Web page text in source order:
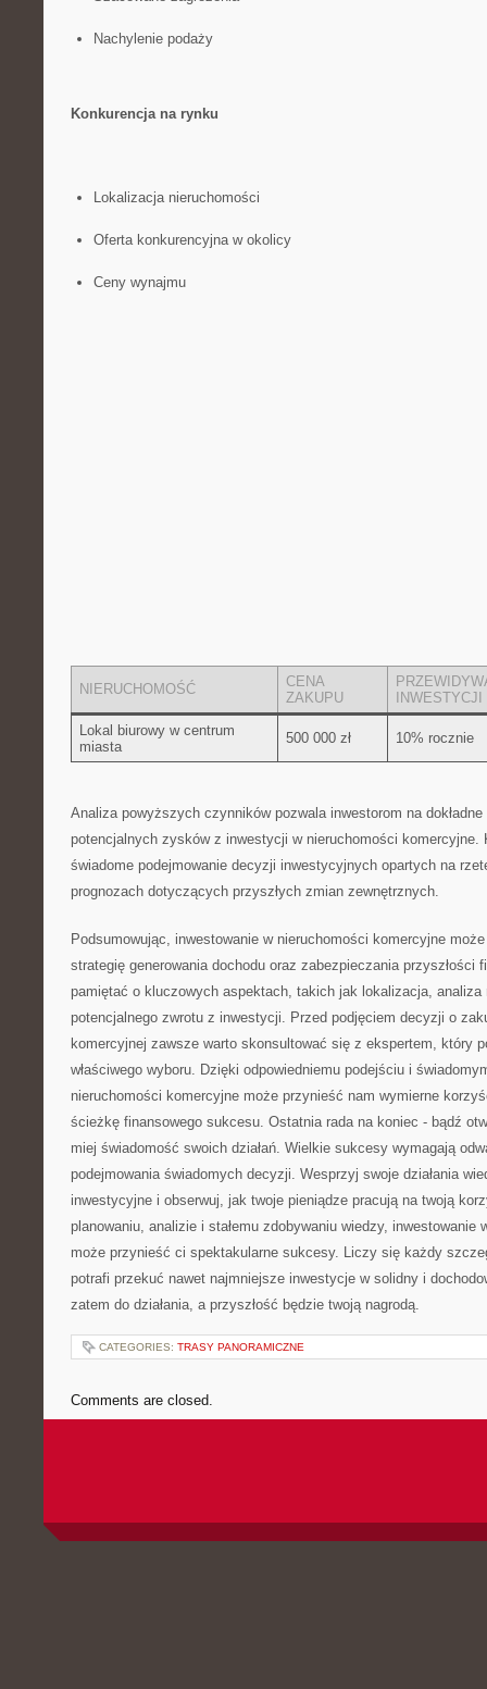
Nachylenie podaży
Konkurencja na rynku
Lokalizacja⁣ nieruchomości
Oferta ⁤konkurencyjna w okolicy
Ceny wynajmu
NIERUCHOMOŚĆ
CENA
ZAKUPU
INWESTYCJI
Lokal biurowy w centrum
miasta
500 000 zł 10% rocznie
Analiza ‍powyższych czynników‍ pozwala inwestorom na
potencjalnych zysków‌ z inwestycji w nieruchomości⁤ komercyjne.
świadome podejmowanie decyzji inwestycyjnych opartych‍ na
prognozach dotyczących przyszłych ⁢zmian zewnętrznych.
Podsumowując, inwestowanie w nieruchomości komercyjne
strategię generowania dochodu oraz zabezpieczania​ przyszłości
pamiętać o kluczowych aspektach, takich ⁣jak lokalizacja, analiza
potencjalnego zwrotu z inwestycji. Przed podjęciem decyzji o
komercyjnej ⁤zawsze ‍warto skonsultować się z ekspertem,⁣ który
właściwego‍ wyboru. Dzięki ⁢odpowiedniemu podejściu i
nieruchomości komercyjne może przynieść nam wymierne
ścieżkę finansowego sukcesu.​ Ostatnia rada na koniec -⁢ bądź
⁢miej ‌świadomość swoich ‍działań. Wielkie sukcesy wymagają
podejmowania świadomych decyzji. ‍Wesprzyj swoje działania
inwestycyjne i obserwuj,‌ jak twoje pieniądze⁤ pracują na twoją⁢
planowaniu, analizie i stałemu zdobywaniu⁢ wiedzy, inwestowanie
może przynieść ci spektakularne sukcesy.⁣ Liczy się każdy
⁤potrafi przekuć nawet najmniejsze inwestycje w solidny i
zatem do działania, a przyszłość będzie twoją nagrodą.
CATEGORIES: TRASY PANORAMICZNE
Comments are closed.